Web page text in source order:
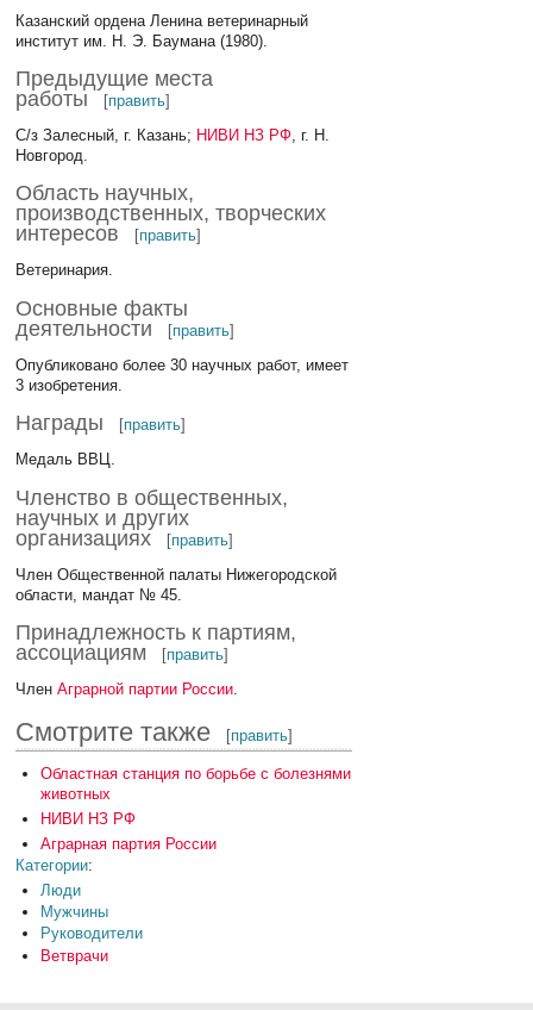
Казанский ордена Ленина ветеринарный
институт им. Н. Э. Баумана (1980).
Предыдущие места
работы
[править]
С/з Залесный, г. Казань; НИВИ НЗ РФ, г. Н.
Новгород.
Область научных,
производственных, творческих
интересов
[править]
Ветеринария.
Основные факты
деятельности
[править]
Опубликовано более 30 научных работ, имеет
3 изобретения.
Награды [править]
Медаль ВВЦ.
Членство в общественных,
научных и других
организациях
[править]
Член Общественной палаты Нижегородской
области, мандат № 45.
Принадлежность к партиям,
ассоциациям
[править]
ЧленАграрной партии России
Смотрите также [править]
Областная станция по борьбе с болезнями
животных
НИВИ НЗ РФ
Аграрная партия России
Категории:
Люди
Мужчины
Руководители
Ветврачи